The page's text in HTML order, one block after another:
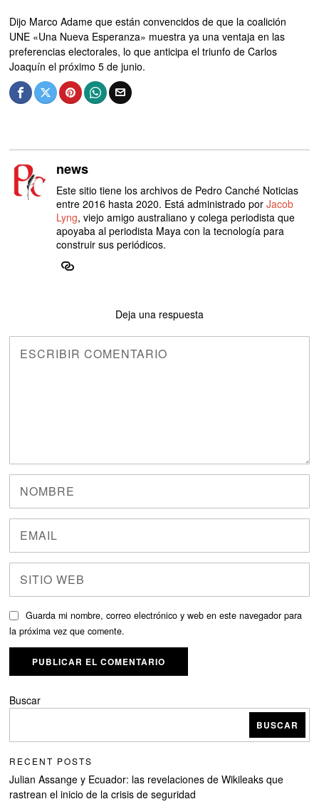
Dijo Marco Adame que están convencidos de que la coalición
UNE «Una Nueva Esperanza» muestra ya una ventaja en las
preferencias electorales, lo que anticipa el triunfo de Carlos
Joaquín el próximo 5 de junio.
news
Este sitio tiene los archivos de Pedro Canché Noticias
entre 2016 hasta 2020. Está administrado porJacob
Lyng, viejo amigo australiano y colega periodista que
apoyaba al periodista Maya con la tecnología para
construir sus periódicos.
Deja una respuesta
Guarda mi nombre, correo electrónico y web en este navegador para
la próxima vez que comente.
Buscar
BUSCAR
RECENT POSTS
Julian Assange y Ecuador: las revelaciones de Wikileaks que
rastrean el inicio de la crisis de seguridad